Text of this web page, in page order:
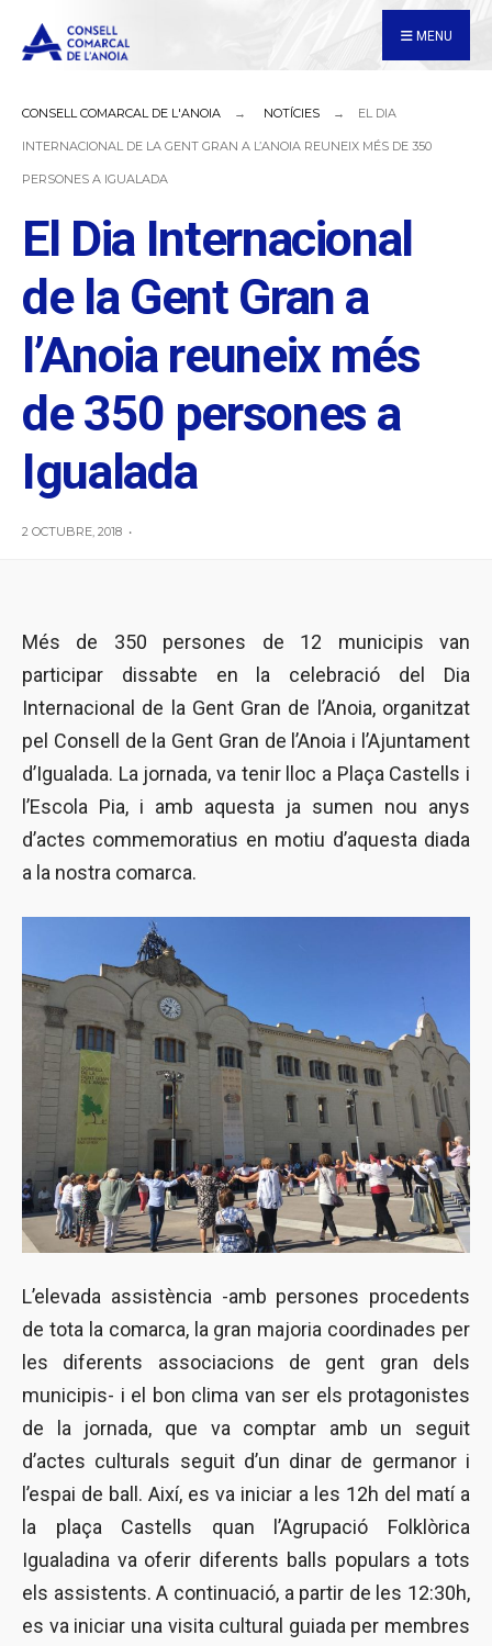
MENU
CONSELL COMARCAL DE L'ANOIA NOTÍCIES EL DIA
INTERNACIONAL DE LA GENT GRAN A L’ANOIA REUNEIX MÉS DE 350
PERSONES A IGUALADA
El Dia Internacional
de la Gent Gran a
l’Anoia reuneix més
de 350 persones a
Igualada
2 OCTUBRE, 2018 •
Més de 350 persones de 12 municipis van
participar dissabte en la celebració del Dia
Internacional de la Gent Gran de l’Anoia, organitzat
pel Consell de la Gent Gran de l’Anoia i l’Ajuntament
d’Igualada. La jornada, va tenir lloc a Plaça Castells i
l’Escola Pia, i amb aquesta ja sumen nou anys
d’actes commemoratius en motiu d’aquesta diada
a la nostra comarca.
L’elevada assistència -amb persones procedents
de tota la comarca, la gran majoria coordinades per
les diferents associacions de gent gran dels
municipis- i el bon clima van ser els protagonistes
de la jornada, que va comptar amb un seguit
d’actes culturals seguit d’un dinar de germanor i
l’espai de ball. Així, es va iniciar a les 12h del matí a
la plaça Castells quan l’Agrupació Folklòrica
Igualadina va oferir diferents balls populars a tots
els assistents. A continuació, a partir de les 12:30h,
es va iniciar una visita cultural guiada per membres